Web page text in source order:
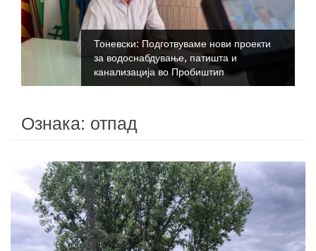
Тоневски: Подготвуваме нови проекти
за водоснабдување, патишта и
канализација во Пробиштип
Ознака: отпад